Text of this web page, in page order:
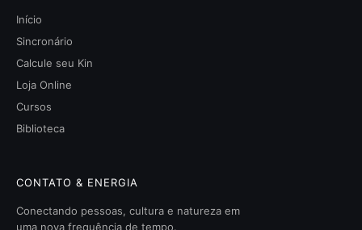
Início
Sincronário
Calcule seu Kin
Loja Online
Cursos
Biblioteca
CONTATO & ENERGIA
Conectando pessoas, cultura e natureza em
uma nova frequência de tempo.